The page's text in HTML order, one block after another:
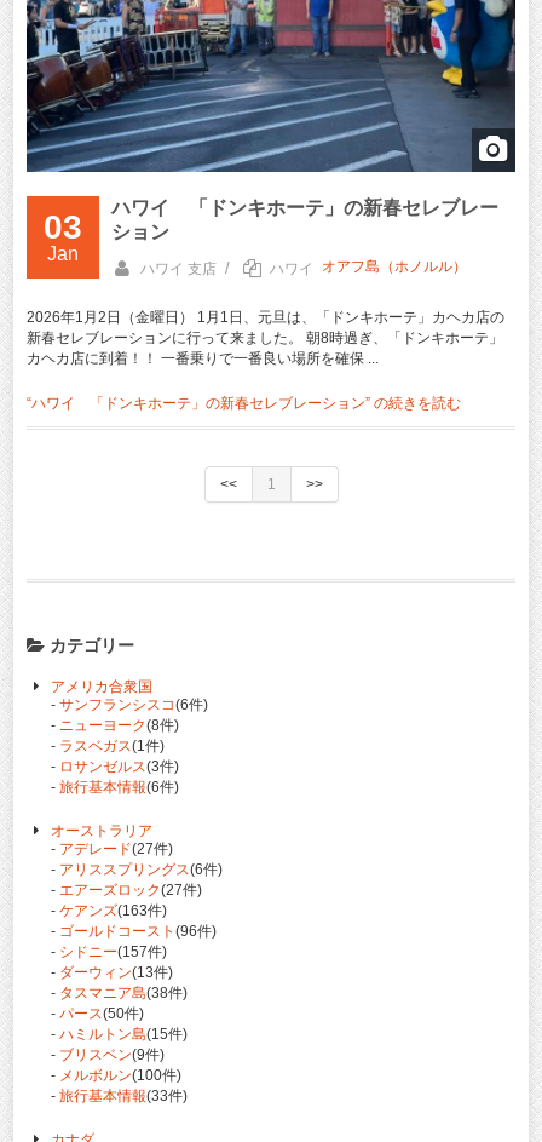
03
Jan
ハワイ 「ドンキホーテ」の新春セレブレー
ション
ハワイ 支店 / ハワイ オアフ島（ホノルル）
2026年1月2日（金曜日） 1月1日、元旦は、「ドンキホーテ」カヘカ店の
新春セレブレーションに行って来ました。 朝8時過ぎ、「ドンキホーテ」
カヘカ店に到着！！ 一番乗りで一番良い場所を確保 ...
“ハワイ 「ドンキホーテ」の新春セレブレーション” の続きを読む
<< 1 >>
カテゴリー
アメリカ合衆国
- サンフランシスコ(6件)
- ニューヨーク(8件)
- ラスベガス(1件)
- ロサンゼルス(3件)
- 旅行基本情報(6件)
オーストラリア
- アデレード(27件)
- アリススプリングス(6件)
- エアーズロック(27件)
- ケアンズ(163件)
- ゴールドコースト (96件)
- シドニー(157件)
- ダーウィン(13件)
- タスマニア島(38件)
- パース(50件)
- ハミルトン島(15件)
- ブリスベン(9件)
- メルボルン(100件)
- 旅行基本情報(33件)